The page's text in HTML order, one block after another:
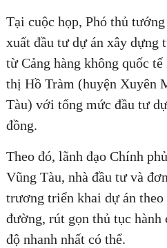
Tại cuộc họp, Phó thủ
xuất đầu tư dự án xây dựng
từ Cảng hàng không quốc
thị Hồ Tràm (huyện Xuyên
Tàu) với tổng mức đầu tư
đồng.
Theo đó, lãnh đạo Chính
Vũng Tàu, nhà đầu tư và
trương triển khai dự án
đường, rút gọn thủ tục hành
độ nhanh nhất có thể.